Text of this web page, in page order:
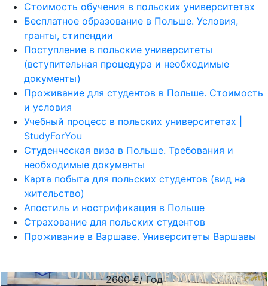
Стоимость обучения в польских университетах
Бесплатное образование в Польше. Условия,
гранты, стипендии
Поступление в польские университеты
(вступительная процедура и необходимые
документы)
Проживание для студентов в Польше. Стоимость
и условия
Учебный процесс в польских университетах |
StudyForYou
Студенческая виза в Польше. Требования и
необходимые документы
Карта побыта для польских студентов (вид на
жительство)
Апостиль и нострификация в Польше
Страхование для польских студентов
Проживание в Варшаве. Университеты Варшавы
2600€/ Год